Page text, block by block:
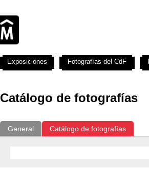
Catálogo de fotografías
General Catálogo de fotografías
Exposiciones Fotografías del CdF